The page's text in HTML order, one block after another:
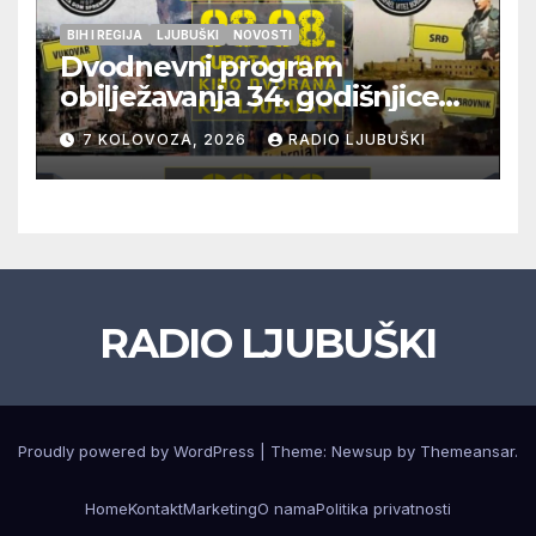
BIH I REGIJA LJUBUŠKI NOVOSTI
Dvodnevni program
obilježavanja 34. godišnjice
pogibije generala Blaža
Kraljevića i osmorice
pripadnika HOS-a
7 KOLOVOZA, 2026 RADIO LJUBUŠKI
RADIO LJUBUŠKI
Proudly powered by WordPress Theme: Newsup by Themeansar.
HomeKontaktMarketingO namaPolitika privatnosti